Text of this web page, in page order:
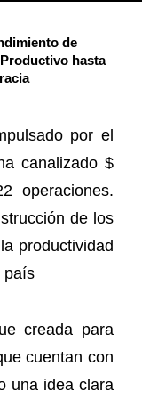
de
hasta
por el
canalizado $
operaciones.
de los
productividad
país
creada para
cuentan con
una idea clara